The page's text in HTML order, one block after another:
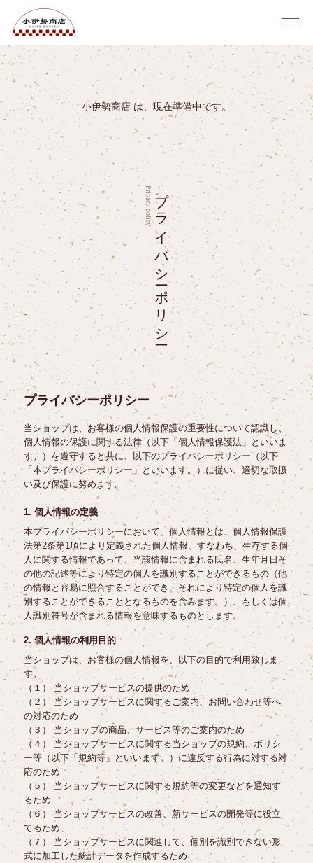
小伊勢商店 は、現在準備中です。
プライバシーポリシー
Privacy policy
プライバシーポリシー
当ショップは、お客様の個人情報保護の重要性について認識し、
個人情報の保護に関する法律（以下「個人情報保護法」といいま
す。）を遵守すると共に、以下のプライバシーポリシー（以下
「本プライバシーポリシー」といいます。）に従い、適切な取扱
い及び保護に努めます。
1. 個人情報の定義
本プライバシーポリシーにおいて、個人情報とは、個人情報保護
法第2条第1項により定義された個人情報、すなわち、生存する個
人に関する情報であって、当該情報に含まれる氏名、生年月日そ
の他の記述等により特定の個人を識別することができるもの（他
の情報と容易に照合することができ、それにより特定の個人を識
別することができることとなるものを含みます。）、もしくは個
人識別符号が含まれる情報を意味するものとします。
2. 個人情報の利用目的
当ショップは、お客様の個人情報を、以下の目的で利用致しま
す。
（１） 当ショップサービスの提供のため
（２） 当ショップサービスに関するご案内、お問い合わせ等へ
の対応のため
（３） 当ショップの商品、サービス等のご案内のため
（４） 当ショップサービスに関する当ショップの規約、ポリシ
ー等（以下「規約等」といいます。）に違反する行為に対する対
応のため
（５） 当ショップサービスに関する規約等の変更などを通知す
るため
（６） 当ショップサービスの改善、新サービスの開発等に役立
てるため
（７） 当ショップサービスに関連して、個別を識別できない形
式に加工した統計データを作成するため